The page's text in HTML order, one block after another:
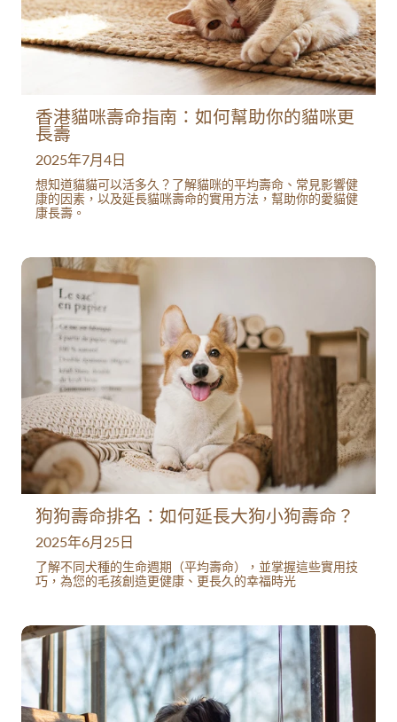
香港貓咪壽命指南：如何幫助你的貓咪更
長壽
2025年7月4日
想知道貓貓可以活多久？了解貓咪的平均壽命、常見影響健
康的因素，以及延長貓咪壽命的實用方法，幫助你的愛貓健
康長壽。
狗狗壽命排名：如何延長大狗小狗壽命？
2025年6月25日
了解不同犬種的生命週期（平均壽命），並掌握這些實用技
巧，為您的毛孩創造更健康、更長久的幸福時光